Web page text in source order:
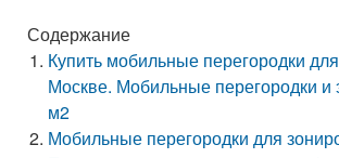
Содержание
Купить мобильные перегородки
Москве. Мобильные перегородки и
м2
Мобильные перегородки для